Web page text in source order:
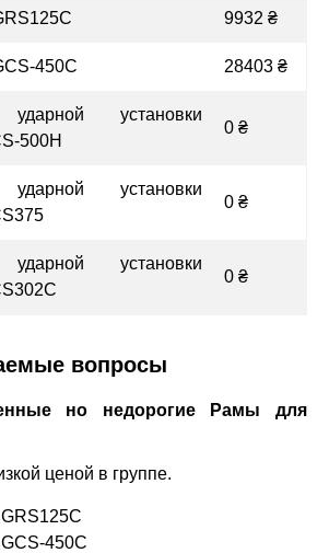
9932 ₴
450C 28403 ₴
установки
500H
0 ₴
установки
0 ₴
установки
0 ₴
вопросы
но недорогие Рамы для
ценой в группе.
450C